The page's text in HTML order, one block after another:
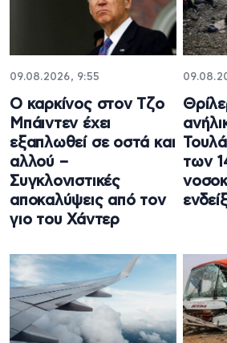
09.08.2026, 9:55
Ο καρκίνος στον Τζο
Μπάιντεν έχει
εξαπλωθεί σε οστά και
αλλού –
Συγκλονιστικές
αποκαλύψεις από τον
γιο του Χάντερ
των